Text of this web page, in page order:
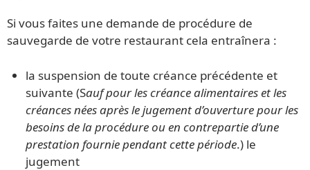
Si vous faites une demande de procédure de
sauvegarde de votre restaurant cela entraînera :
la suspension de toute créance précédente et
suivante (Sauf pour les créance alimentaires et les
créances nées après le jugement d’ouverture pour les
besoins de la procédure ou en contrepartie d’une
prestation fournie pendant cette période.) le
jugement